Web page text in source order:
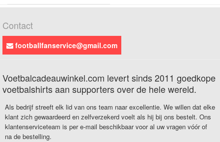
Contact
footballfanservice@gmail.com
Voetbalcadeauwinkel.com levert sinds 2011 goedkope
voetbalshirts aan supporters over de hele wereld.
Als bedrijf streeft elk lid van ons team naar excellentie. We willen dat elke
klant zich gewaardeerd en zelfverzekerd voelt als hij bij ons bestelt. Ons
klantenserviceteam is per e-mail beschikbaar voor al uw vragen vóór of
na de bestelling.